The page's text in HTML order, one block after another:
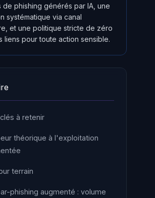
phishing générés par IA, une
systématique via canal
et une politique stricte de zéro
liens pour toute action sensible.
à retenir
théorique à l'exploitation
terrain
phishing augmenté : volume